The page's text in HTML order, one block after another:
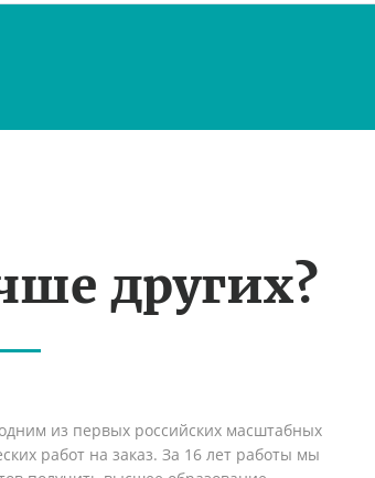
других?
из первых российских масштабных
работ на заказ. За 16 лет работы мы